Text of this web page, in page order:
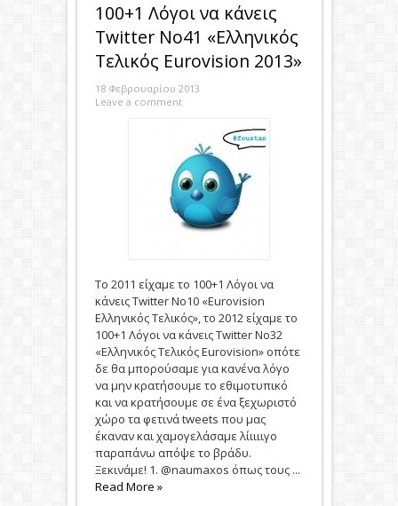
100+1 Λόγοι να κάνεις
Twitter No41 «Ελληνικός
Τελικός Eurovision 2013»
18 Φεβρουαρίου 2013
Leave a comment
To 2011 είχαμε το 100+1 Λόγοι να
κάνεις Twitter No10 «Eurovision
Ελληνικός Τελικός», το 2012 είχαμε το
100+1 Λόγοι να κάνεις Twitter No32
«Ελληνικός Τελικός Eurovision» οπότε
δε θα μπορούσαμε για κανένα λόγο
να μην κρατήσουμε το εθιμοτυπικό
και να κρατήσουμε σε ένα ξεχωριστό
χώρο τα φετινά tweets που μας
έκαναν και χαμογελάσαμε λίιιιιγο
παραπάνω απόψε το βράδυ.
Ξεκινάμε! 1. @naumaxos όπως τους ...
Read More »